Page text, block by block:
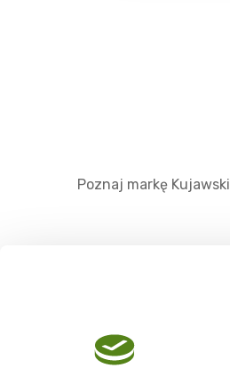
Poznaj markę Kujawski
Regulamin